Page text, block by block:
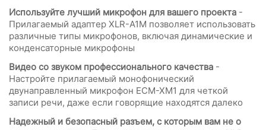
Используйте лучший микрофон для вашего проекта -
Прилагаемый адаптер XLR-A1M позволяет использовать
различные типы микрофонов, включая динамические и
конденсаторные микрофоны
Видео со звуком профессионального качества -
Настройте прилагаемый монофонический
двунаправленный микрофон ECM-XM1 для четкой
записи речи, даже если говорящие находятся далеко
Надежный и безопасный разъем, с которым вам не о